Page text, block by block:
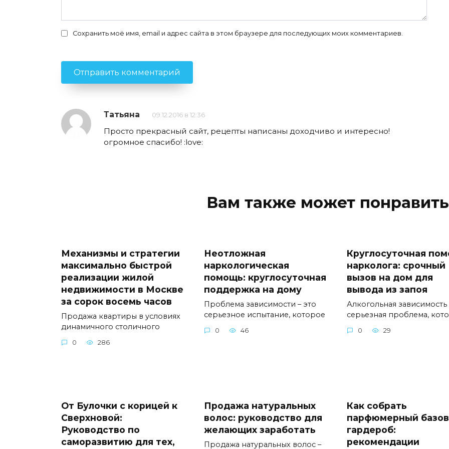
Сохранить моё имя, email и адрес сайта в этом браузере для последующих моих комментариев.
Татьяна 09.12.2016 в 12:36
Просто прекрасный сайт, рецепты написаны доходчиво и интересно!
огромное спасибо! :love:
Вам также может
Механизмы и стратегии
максимально быстрой
реализации жилой
недвижимости в Москве
за сорок восемь часов
Продажа квартиры в условиях
динамичного столичного
0 286
Неотложная
наркологическая
помощь: круглосуточная
поддержка на дому
Проблема зависимости – это
серьезное испытание, которое
0 46
Круглосуточная
нарколога: срочный
вызов на дом для
вывода из запоя
Алкогольная зависимость
серьезная проблема,
0 29
От Булочки с корицей к
Сверхновой:
Руководство по
саморазвитию для тех,
Продажа натуральных
волос: руководство для
желающих заработать
Продажа натуральных волос –
Как собрать
парфюмерный
гардероб:
рекомендации